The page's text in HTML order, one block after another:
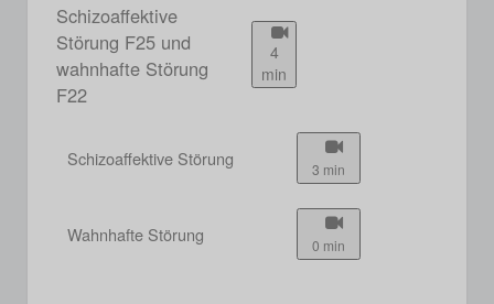
Schizoaffektive
Störung F25 und
wahnhafte Störung
F22
4
min
Schizoaffektive Störung 3 min
Wahnhafte Störung 0 min